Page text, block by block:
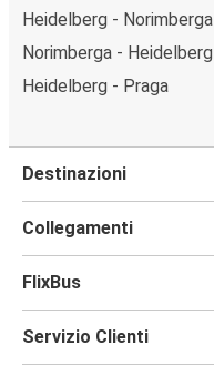
Heidelberg - Norimberga
Norimberga - Heidelberg
Heidelberg - Praga
Destinazioni
Collegamenti
FlixBus
Servizio Clienti